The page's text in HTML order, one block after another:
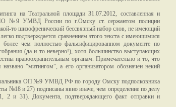
на Театральной площади 31.07.2012, составленная и
УМВД России по г.Омску ст. сержантом полиции
то шизофренический бессвязный набор слов, не имеющий
подтверждается сравнением этого текста с имеющимися
чем полностью фальсифицированном документе по
(да и то неверно!), хотя большинство выступающих
правоохранительным органам. Примечательно и то, что
"митингом", а его организатором обозначен некий
ОП№9 УМВД РФ по городу Омску подполковника
№18 и 27) подписаны явно иначе, чем определение по делу
и 31). Документа, подтверждающего факт отправки и